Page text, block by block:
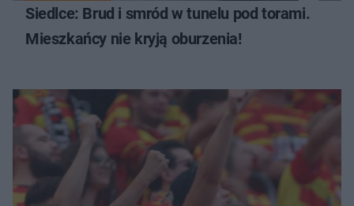
Siedlce: Brud i smród w tunelu pod torami.
Mieszkańcy nie kryją oburzenia!